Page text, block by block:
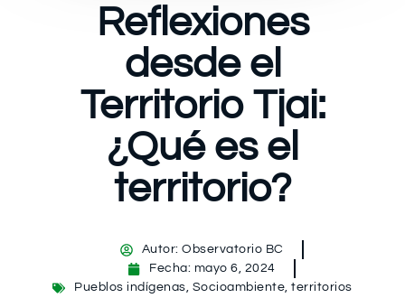
Reflexiones
desde el
Territorio Tjai:
¿Qué es el
territorio?
Autor: Observatorio BC
Fecha: mayo 6, 2024
Pueblos indígenas, Socioambiente,territorios